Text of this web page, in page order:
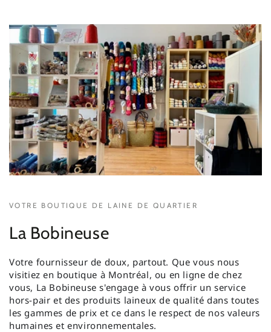
VOTRE BOUTIQUE DE LAINE DE QUARTIER
La Bobineuse
Votre fournisseur de doux, partout. Que vous nous
visitiez en boutique à Montréal, ou en ligne de chez
vous, La Bobineuse s'engage à vous offrir un service
hors-pair et des produits laineux de qualité dans toutes
les gammes de prix et ce dans le respect de nos valeurs
humaines et environnementales.